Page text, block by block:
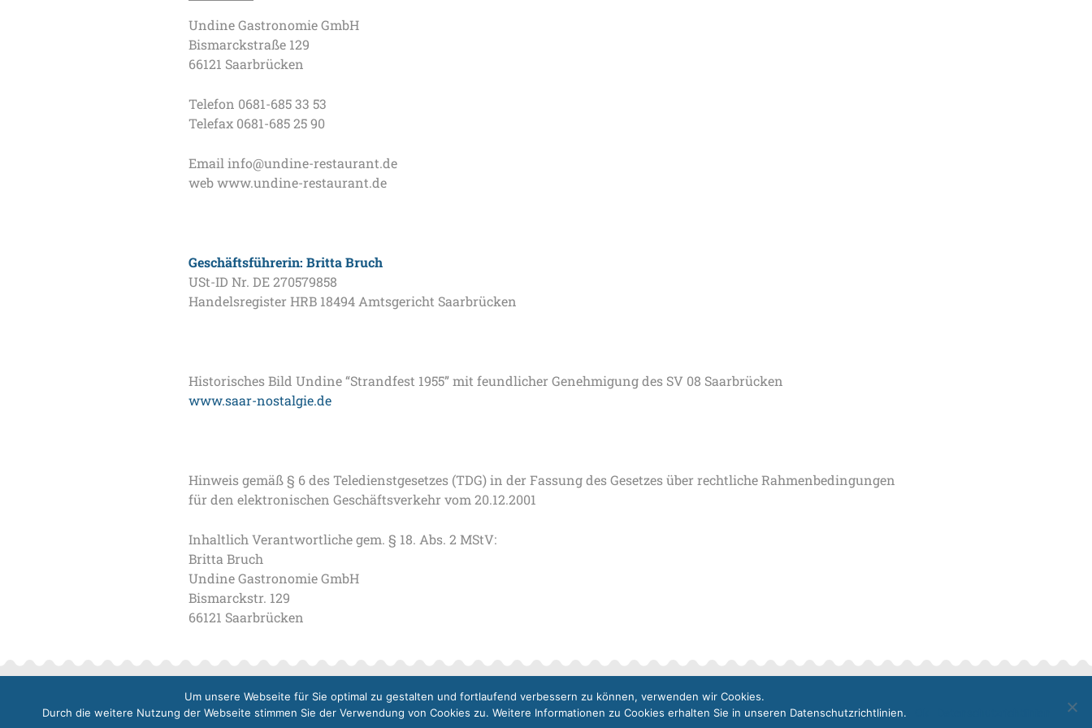
Undine Gastronomie GmbH
Bismarckstraße 129
66121 Saarbrücken
Telefon 0681-685 33 53
Telefax 0681-685 25 90
Email info@undine-restaurant.de
web www.undine-restaurant.de
Geschäftsführerin: Britta Bruch
USt-ID Nr. DE 270579858
Handelsregister HRB 18494 Amtsgericht Saarbrücken
Historisches Bild Undine “Strandfest 1955” mit feundlicher Genehmigung des SV 08 Saarbrücken
www.saar-nostalgie.de
Hinweis gemäß § 6 des Teledienstgesetzes (TDG) in der Fassung des Gesetzes über rechtliche Rahmenbedingungen
für den elektronischen Geschäftsverkehr vom 20.12.2001
Inhaltlich Verantwortliche gem. § 18. Abs. 2 MStV:
Britta Bruch
Undine Gastronomie GmbH
Bismarckstr. 129
66121 Saarbrücken
STARTSEITE IMPRESSUM DATENSCHUTZRICHTLINIE
Um unsere Webseite für Sie optimal zu gestalten und fortlaufend verbessern zu können, verwenden wir Cookies.
Durch die weitere Nutzung der Webseite stimmen Sie der Verwendung von Cookies zu. Weitere Informationen zu Cookies erhalten Sie in unseren Datenschutzrichtlinien.